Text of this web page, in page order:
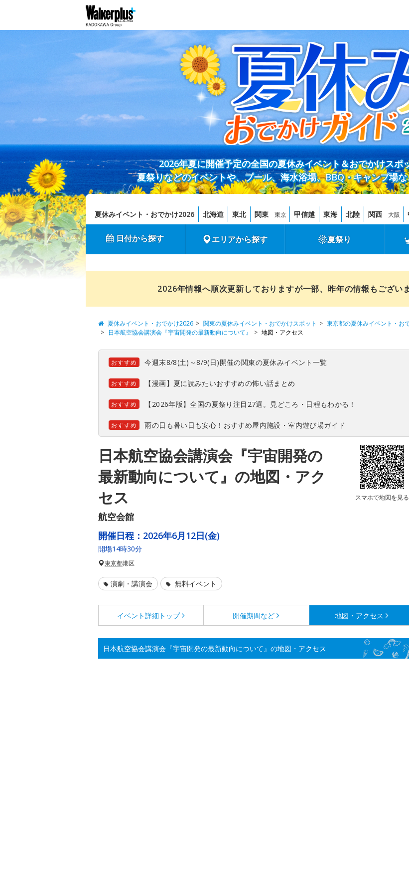
2026年夏に開催予定の全国の夏休みイベント＆おでかけスポ
夏祭りなどのイベントや、プール、海水浴場、BBQ・キャンプ場
夏休みイベント・おでかけ2026 北海道 東北 関東 東京 甲信越 東海 北陸 関西 大阪
日付から探す エリアから探す 夏祭り
2026年情報へ順次更新しておりますが一部、昨年の情報もござい
夏休みイベント・おでかけ2026 関東の夏休みイベント・おでかけスポット 東京都の夏休みイベント・お
日本航空協会講演会『宇宙開発の最新動向について』
地図・アクセス
おすすめ 今週末8/8(土)～8/9(日)開催の関東の夏休みイベント一覧
おすすめ 【漫画】夏に読みたいおすすめの怖い話まとめ
おすすめ 【2026年版】全国の夏祭り注目27選。見どころ・日程もわかる！
おすすめ 雨の日も暑い日も安心！おすすめ屋内施設・室内遊び場ガイド
日本航空協会講演会『宇宙開発の
最新動向について』の地図・アク
セス
航空会館
スマホで地図を見る
開催日程： 2026年6月12日(金)
開場14時30分
東京都港区
演劇・講演会 無料イベント
イベント詳細 トップ 開催期間など 地図・アクセス
日本航空協会講演会『宇宙開発の最新動向について』の地図・アクセス